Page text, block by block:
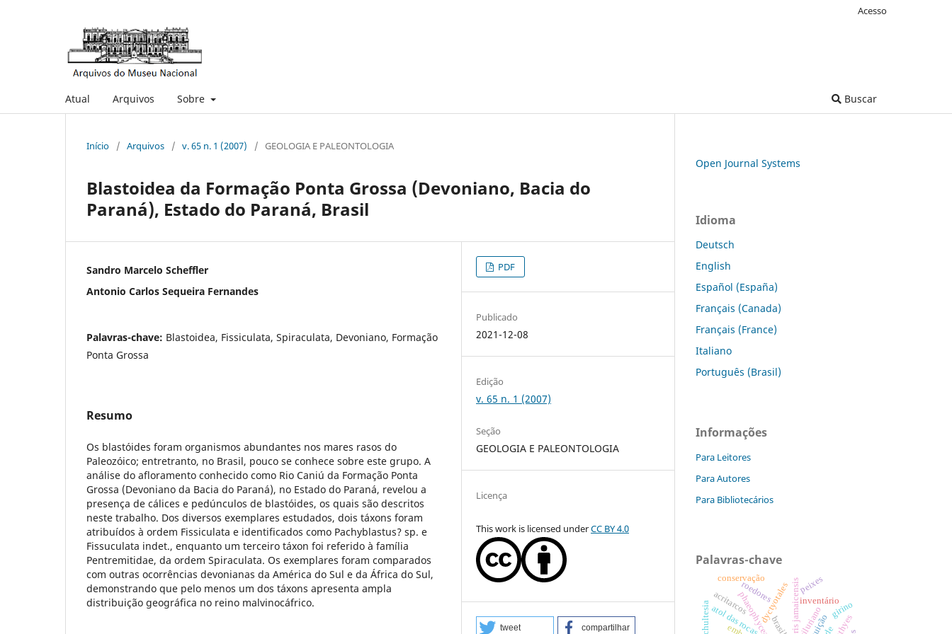
Atual Arquivos Sobre Buscar
Acesso
Início / Arquivos / v. 65 n. 1 (2007) / GEOLOGIA E PALEONTOLOGIA
Blastoidea da Formação Ponta Grossa (Devoniano, Bacia do
Paraná), Estado do Paraná, Brasil
Sandro Marcelo Scheffler
Antonio Carlos Sequeira Fernandes
Palavras-chave: Blastoidea, Fissiculata, Spiraculata, Devoniano, Formação
Ponta Grossa
Resumo
Os blastóides foram organismos abundantes nos mares rasos do
Paleozóico; entretranto, no Brasil, pouco se conhece sobre este grupo. A
análise do afloramento conhecido como Rio Caniú da Formação Ponta
Grossa (Devoniano da Bacia do Paraná), no Estado do Paraná, revelou a
presença de cálices e pedúnculos de blastóides, os quais são descritos
neste trabalho. Dos diversos exemplares estudados, dois táxons foram
atribuídos à ordem Fissiculata e identificados como Pachyblastus? sp. e
Fissuculata indet., enquanto um terceiro táxon foi referido à família
Pentremitidae, da ordem Spiraculata. Os exemplares foram comparados
com outras ocorrências devonianas da América do Sul e da África do Sul,
demonstrando que pelo menos um dos táxons apresenta ampla
distribuição geográfica no reino malvinocáfrico.
PDF
Publicado
2021-12-08
Edição
v. 65 n. 1 (2007)
Seção
GEOLOGIA E PALEONTOLOGIA
Licença
This work is licensed underCC BY 4.0
tweet compartilhar
Open Journal Systems
Idioma
Deutsch
English
Español (España)
Français (Canada)
Français (France)
Italiano
Português (Brasil)
Informações
Para Leitores
Para Autores
Para Bibliotecários
Palavras-chave
phaeophyceaedyctyotales
atol das rocas brasil
inventário
schultesia
roedores
acritarcos
siluriano
peixes
conservação
girino